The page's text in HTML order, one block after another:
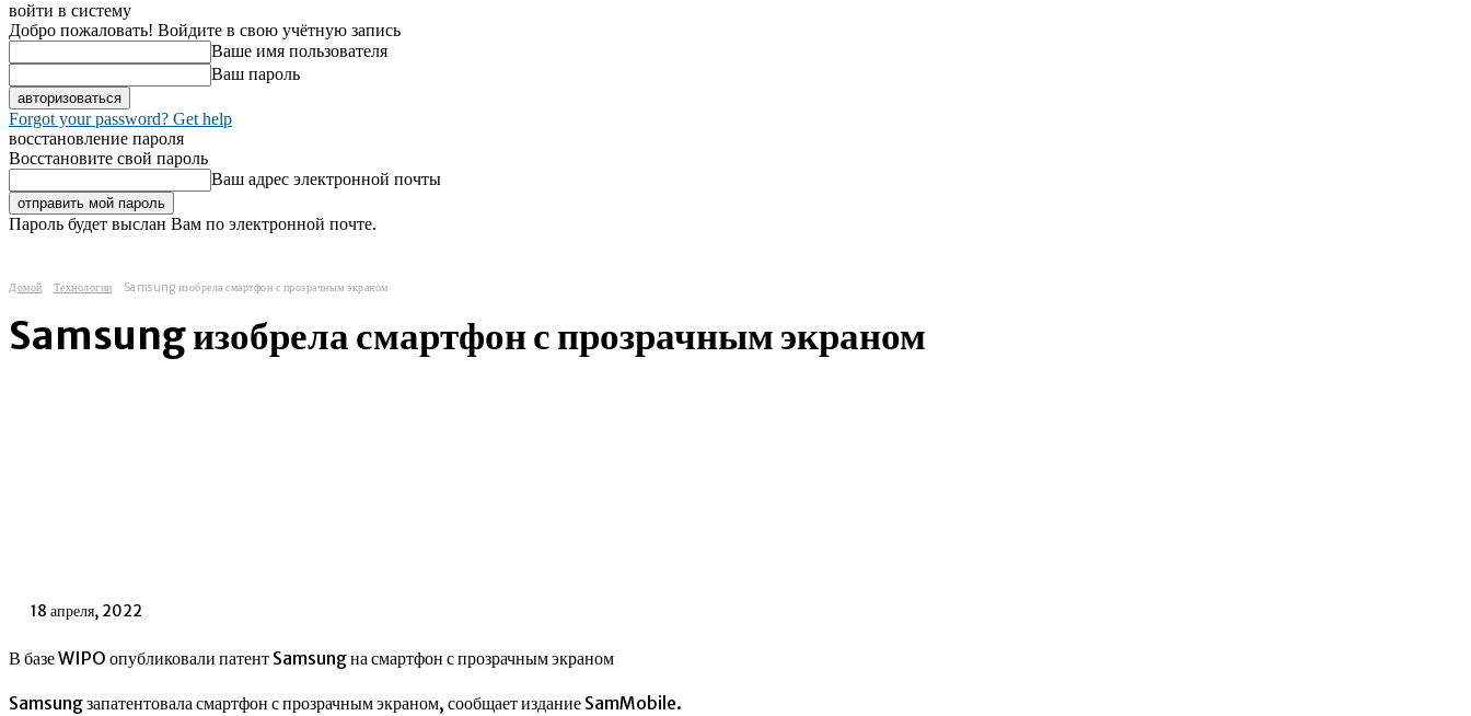
войти в систему
Добро пожаловать! Войдите в свою учётную запись
Ваше имя пользователя
Ваш пароль
Forgot your password? Get help
восстановление пароля
Восстановите свой пароль
Ваш адрес электронной почты
Пароль будет выслан Вам по электронной почте.
Домой Технологии Samsung изобрела смартфон с прозрачным экраном
Samsung изобрела смартфон с прозрачным экраном
18 апреля, 2022
В базе WIPO опубликовали патент Samsung на смартфон с прозрачным экраном
Samsung запатентовала смартфон с прозрачным экраном, сообщает издание SamMobile.